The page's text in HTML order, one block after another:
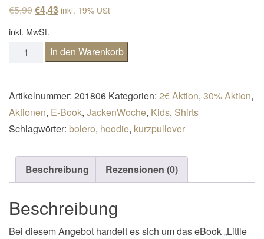
€5,90Ursprünglicher Preis war: €5,90
€4,43Aktueller Preis ist: €4,43.
inkl. 19% USt
inkl. MwSt.
Kurzpulli / Kurzjacke Little Jaana Gr. 98-164 Menge
In den Warenkorb
Artikelnummer: 201806 Kategorien: 2€ Aktion, 30% Aktion,
Aktionen, E-Book, JackenWoche, Kids, Shirts
Schlagwörter: bolero, hoodie, kurzpullover
Beschreibung Rezensionen (0)
Beschreibung
Bei diesem Angebot handelt es sich um das eBook „Little